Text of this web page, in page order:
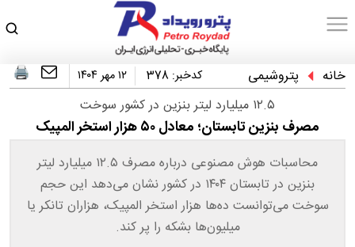
خانه پتروشیمی کدخبر: 378 ۱۲ مهر ۱۴۰۴
۱۲.۵ میلیارد لیتر بنزین در کشور سوخت
مصرف بنزین تابستان؛ معادل ۵۰ هزار استخر المپیک
محاسبات هوش مصنوعی درباره مصرف ۱۲.۵ میلیارد لیتر
بنزین در تابستان ۱۴۰۴ در کشور نشان می‌دهد این حجم
سوخت می‌توانست ده‌ها هزار استخر المپیک، هزاران تانکر یا
میلیون‌ها بشکه را پر کند.